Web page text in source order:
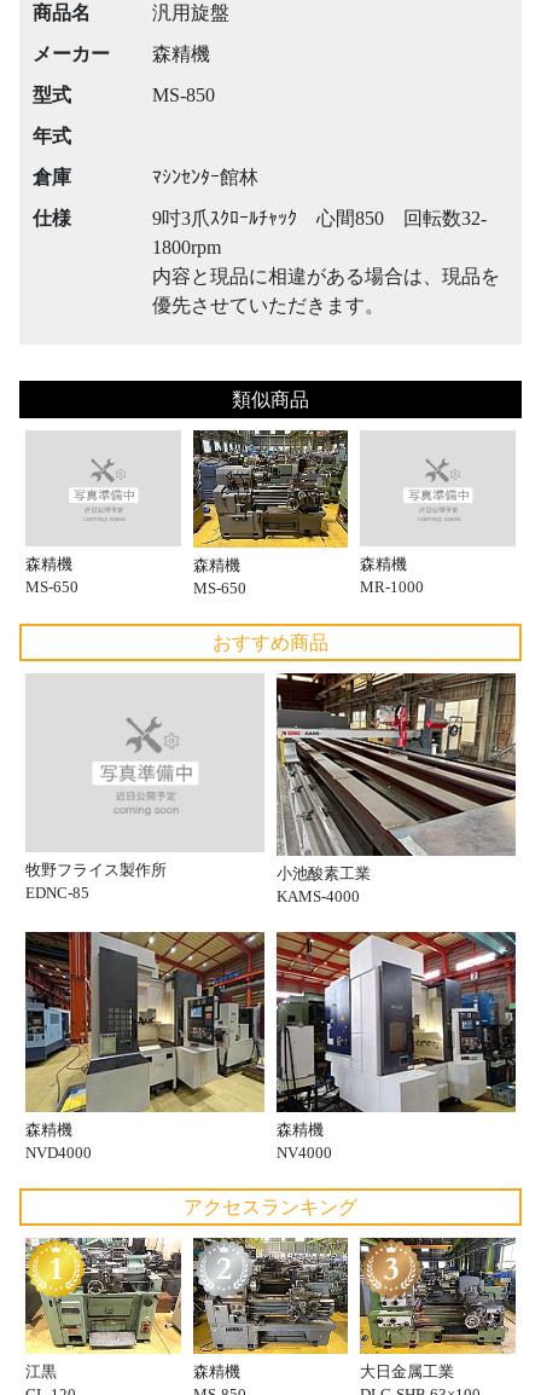
商品名
汎用旋盤
メーカー
森精機
型式
MS-850
年式
倉庫
ﾏｼﾝｾﾝﾀｰ館林
仕様
9吋3爪ｽｸﾛｰﾙﾁｬｯｸ 心間850 回転数32-
1800rpm
内容と現品に相違がある場合は、現品を
優先させていただきます。
類似商品
森精機
MS-650
森精機
MS-650
森精機
MR-1000
おすすめ商品
牧野フライス製作所
EDNC-85
小池酸素工業
KAMS-4000
森精機
NVD4000
森精機
NV4000
アクセスランキング
江黒
森精機
大日金属工業